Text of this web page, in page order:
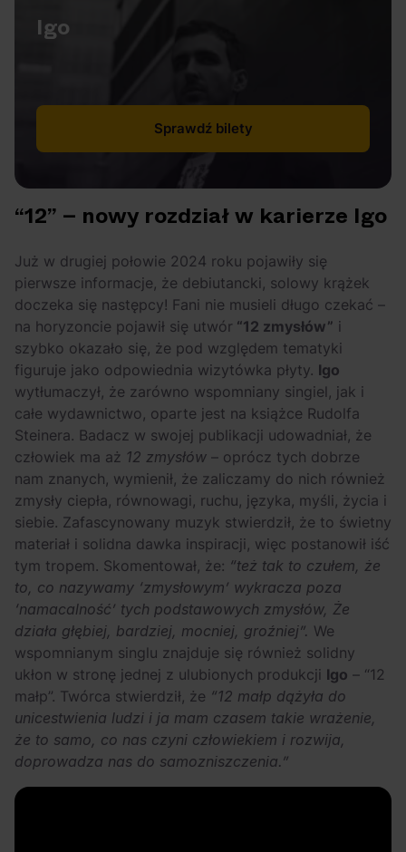
Igo
Sprawdź bilety
“12” – nowy rozdział w karierze Igo
Już w drugiej połowie 2024 roku pojawiły się
pierwsze informacje, że debiutancki, solowy krążek
doczeka się następcy! Fani nie musieli długo czekać –
na horyzoncie pojawił się utwór “12 zmysłów” i
szybko okazało się, że pod względem tematyki
figuruje jako odpowiednia wizytówka płyty. Igo
wytłumaczył, że zarówno wspomniany singiel, jak i
całe wydawnictwo, oparte jest na książce Rudolfa
Steinera. Badacz w swojej publikacji udowadniał, że
człowiek ma aż 12 zmysłów – oprócz tych dobrze
nam znanych, wymienił, że zaliczamy do nich również
zmysły ciepła, równowagi, ruchu, języka, myśli, życia i
siebie. Zafascynowany muzyk stwierdził, że to świetny
materiał i solidna dawka inspiracji, więc postanowił iść
tym tropem. Skomentował, że: “też tak to czułem, że
to, co nazywamy ‘zmysłowym’ wykracza poza
‘namacalność’ tych podstawowych zmysłów, Że
działa głębiej, bardziej, mocniej, groźniej”. We
wspomnianym singlu znajduje się również solidny
ukłon w stronę jednej z ulubionych produkcji Igo – “12
małp”. Twórca stwierdził, że “12 małp dążyła do
unicestwienia ludzi i ja mam czasem takie wrażenie,
że to samo, co nas czyni człowiekiem i rozwija,
doprowadza nas do samozniszczenia.”